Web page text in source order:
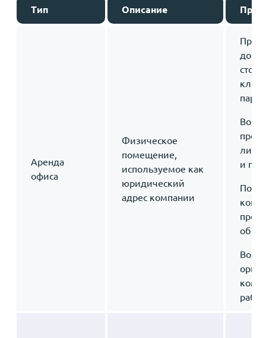
Тип Описание
Аренда
офиса
Физическое
помещение,
используемое как
юридический
адрес компании
и